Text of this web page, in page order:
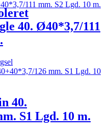
40. Ø40*3,7/111
40.
S1 Lgd. 10 m.